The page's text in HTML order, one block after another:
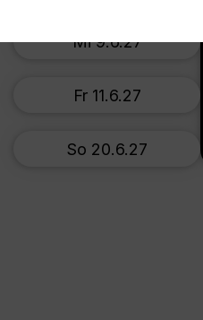
Mi 9.6.27
Fr 11.6.27
So 20.6.27